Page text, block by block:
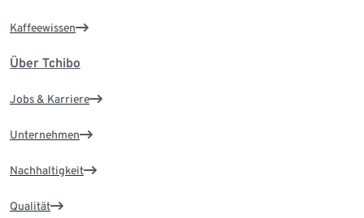
Kaffeewissen
Über Tchibo
Jobs & Karriere
Unternehmen
Nachhaltigkeit
Qualität